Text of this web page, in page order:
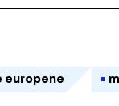
europene